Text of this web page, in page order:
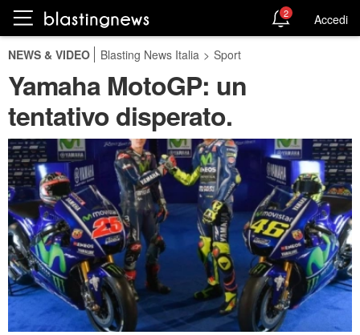
2 Accedi
NEWS & VIDEO Blasting News Italia > Sport
Yamaha MotoGP: un
tentativo disperato.